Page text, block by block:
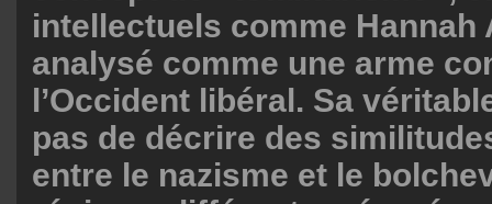
intellectuels comme Hannah
analysé comme une arme
l’Occident libéral. Sa
pas de décrire des
entre le nazisme et le